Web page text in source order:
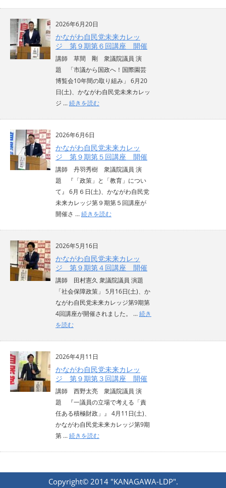
2026年6月20日
かながわ自民党未来カレッ
ジ 第９期第６回講座 開催
講師 草間 剛 衆議院議員 演
題 「市議から国政へ！国際園芸
博覧会10年間の取り組み」 6月20
日(土)、かながわ自民党未来カレッ
ジ ...続きを読む
2026年6月6日
かながわ自民党未来カレッ
ジ 第９期第５回講座 開催
講師 丹羽秀樹 衆議院議員 演
題 『「政策」と「教育」につい
て』 6月６日(土)、かながわ自民党
未来カレッジ第９期第５回講座が
開催さ ...続きを読む
2026年5月16日
かながわ自民党未来カレッ
ジ 第９期第４回講座 開催
講師 田村憲久 衆議院議員 演題
「社会保障政策」 5月16日(土)、か
ながわ自民党未来カレッジ第9期第
4回講座が開催されました。 ...続き
を読む
2026年4月11日
かながわ自民党未来カレッ
ジ 第９期第３回講座 開催
講師 西野太亮 衆議院議員 演
題 『一議員の立場で考える「責
任ある積極財政」』 4月11日(土)、
かながわ自民党未来カレッジ第9期
第 ...続きを読む
Copyright© 2014 "KANAGAWA-LDP".